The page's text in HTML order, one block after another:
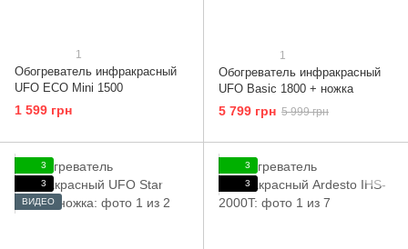
1
Обогреватель инфракрасный
UFO ECO Mini 1500
1 599 грн
1
Обогреватель инфракрасный
UFO Basic 1800 + ножка
5 799 грн 5 999 грн
3
3
ВИДЕО
3
3